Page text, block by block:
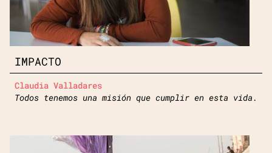
IMPACTO
Claudia Valladares
Todos tenemos una misión que cumplir en esta vida.